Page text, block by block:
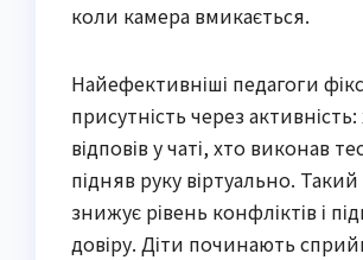
коли камера вмикається.
Найефективніші педагоги
присутність через активність:
відповів у чаті, хто виконав
підняв руку віртуально. Такий
знижує рівень конфліктів і
довіру. Діти починають